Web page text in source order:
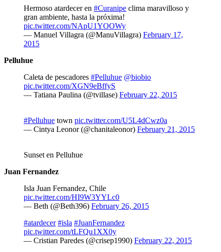
Hermoso atardecer en #Curanipe clima maravilloso y
gran ambiente, hasta la próxima!
pic.twitter.com/NApU1YOOWy
— Manuel Villagra (@ManuVillagra) February 17,
2015
Pelluhue
Caleta de pescadores #Pelluhue @biobio
pic.twitter.com/XGN9eBffyS
— Tatiana Paulina (@tvillase) February 22, 2015
#Pelluhue town pic.twitter.com/U5L4dCwz0a
— Cintya Leonor (@chanitaleonor) February 21, 2015
Sunset en Pelluhue
Juan Fernandez
Isla Juan Fernandez, Chile
pic.twitter.com/HI9W3YYLc0
— Beth (@Beth396) February 26, 2015
#atardecer #isla #JuanFernandez
pic.twitter.com/tLFQu1XX0y
— Cristian Paredes (@crisep1990) February 22, 2015